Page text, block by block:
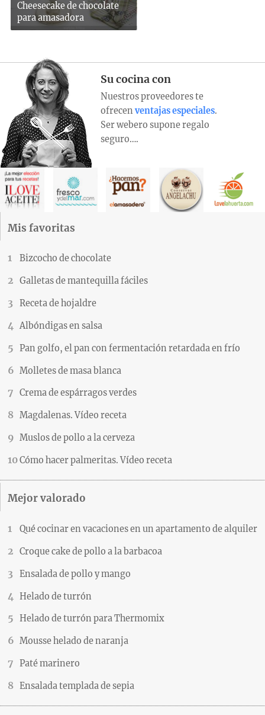
Cheesecake de chocolate
para amasadora
Su cocina con
Nuestros proveedores te
ofrecen ventajas especiales.
Ser webero supone regalo
seguro….
Mis favoritas
Bizcocho de chocolate
Galletas de mantequilla fáciles
Receta de hojaldre
Albóndigas en salsa
Pan golfo, el pan con fermentación retardada en frío
Molletes de masa blanca
Crema de espárragos verdes
Magdalenas. Vídeo receta
Muslos de pollo a la cerveza
Cómo hacer palmeritas. Vídeo receta
Mejor valorado
Qué cocinar en vacaciones en un apartamento de alquiler
Croque cake de pollo a la barbacoa
Ensalada de pollo y mango
Helado de turrón
Helado de turrón para Thermomix
Mousse helado de naranja
Paté marinero
Ensalada templada de sepia